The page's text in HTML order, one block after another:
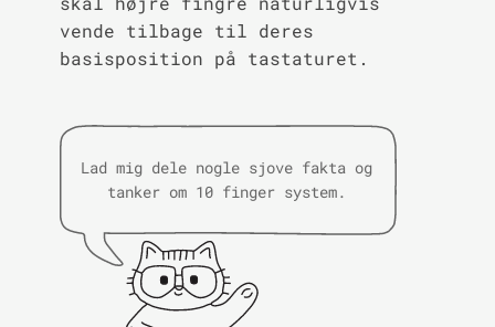
vende tilbage til deres
basisposition på tastaturet.
Lad mig dele nogle sjove fakta og
tanker om 10 finger system.